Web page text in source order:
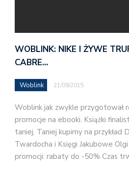
WOBLINK: NIKE I ŻYWE
CABRE…
Woblink 21/09/2015
Woblink jak zwykle przygotował
promocje na ebooki. Książki
taniej. Taniej kupimy na przykład
Twardocha i Księgi Jakubowe
promocji: rabaty do -50% Czas